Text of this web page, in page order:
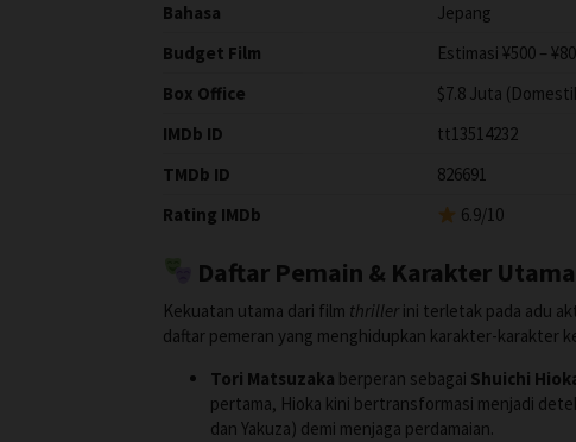
Bahasa
Jepang
Budget Film
Estimasi ¥500 –
Box Office
$7.8 Juta
IMDb ID
tt13514232
TMDb ID
826691
Rating IMDb
6.9/10
Daftar Pemain & Karakter Utama
Kekuatan utama dari film thriller ini terletak pada adu
daftar pemeran yang menghidupkan karakter-karakter
Tori Matsuzaka berperan sebagai Shuichi
pertama, Hioka kini bertransformasi menjadi
dan Yakuza) demi menjaga perdamaian.